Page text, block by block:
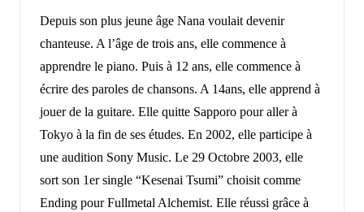
Depuis son plus jeune âge Nana voulait devenir
chanteuse. A l’âge de trois ans, elle commence à
apprendre le piano. Puis à 12 ans, elle commence à
écrire des paroles de chansons. A 14ans, elle apprend à
jouer de la guitare. Elle quitte Sapporo pour aller à
Tokyo à la fin de ses études. En 2002, elle participe à
une audition Sony Music. Le 29 Octobre 2003, elle
sort son 1er single “Kesenai Tsumi” choisit comme
Ending pour Fullmetal Alchemist. Elle réussi grâce à